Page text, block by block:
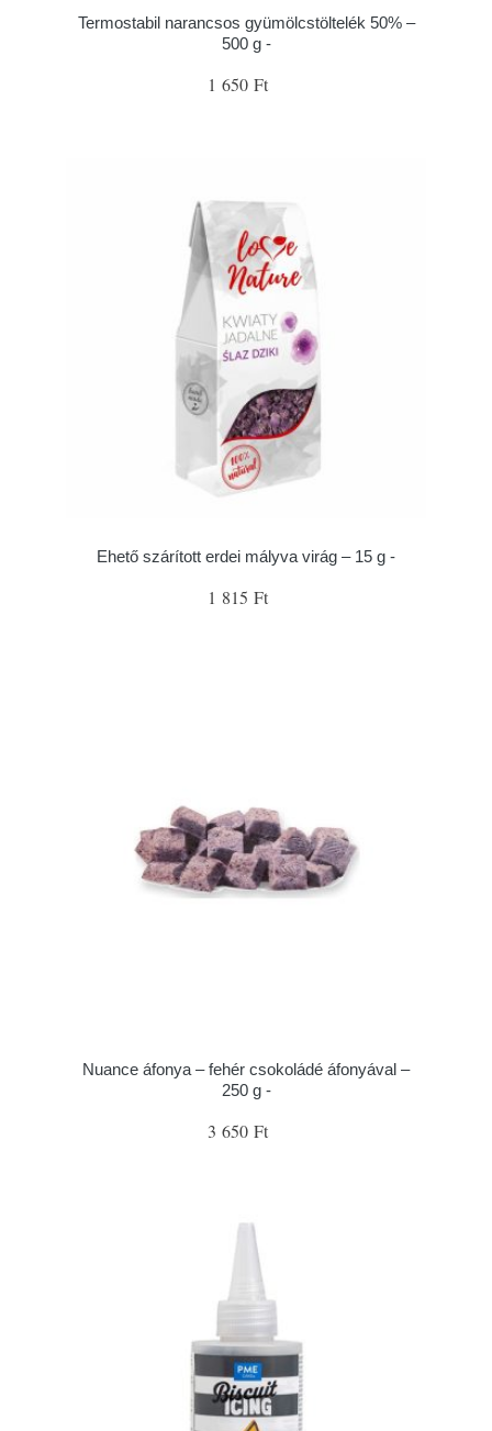
Termostabil narancsos gyümölcstöltelék 50% –
500 g -
1 650 Ft
Ehető szárított erdei mályva virág – 15 g -
1 815 Ft
Nuance áfonya – fehér csokoládé áfonyával –
250 g -
3 650 Ft